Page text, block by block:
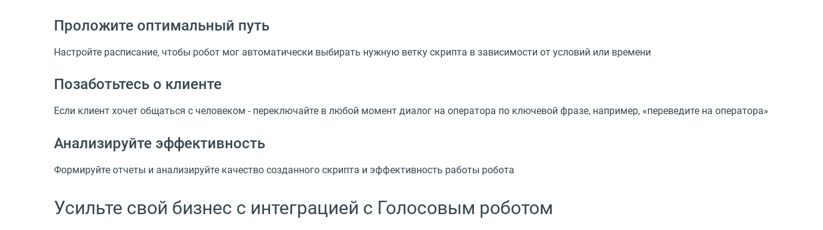
Проложите оптимальный путь
Настройте расписание, чтобы робот мог автоматически выбирать нужную ветку скрипта в зависимости от условий или времени
Позаботьтесь о клиенте
Если клиент хочет общаться с человеком - переключайте в любой момент диалог на оператора по ключевой фразе, например, «переведите на оператора»
Анализируйте эффективность
Формируйте отчеты и анализируйте качество созданного скрипта и эффективность работы робота
Усильте свой бизнес с интеграцией с Голосовым роботом